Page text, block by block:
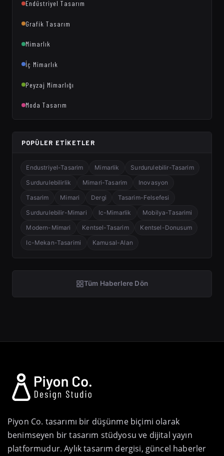
Endüstriyel Tasarım
Grafik Tasarım
Mimarlık
İç Mimarlık
Peyzaj Mimarlığı
Moda Tasarım
POPÜLER ETIKETLER
Endustriyel-Tasarim Mimarlik
Surdurulebilir-Tasarim
Surdurulebilirlik
Mimari-Tasarim
Inovasyon
Tasarim
Mimari Dergi
Tasarim-Felsefesi
Surdurulebilir-Mimari
Ic-Mimarlik
Mobilya-Tasarimi
Modern-Mimari
Kentsel-Tasarim
Kentsel-Donusum
Ic-Mekan-Tasarimi
Kamusal-Alan
Tüm Haberlere Dön
Piyon Co. tasarımı bir düşünme biçimi olarak
benimseyen bir tasarım stüdyosu ve dijital yayın
platformudur. Aylık tasarım dergisi, güncel haberler